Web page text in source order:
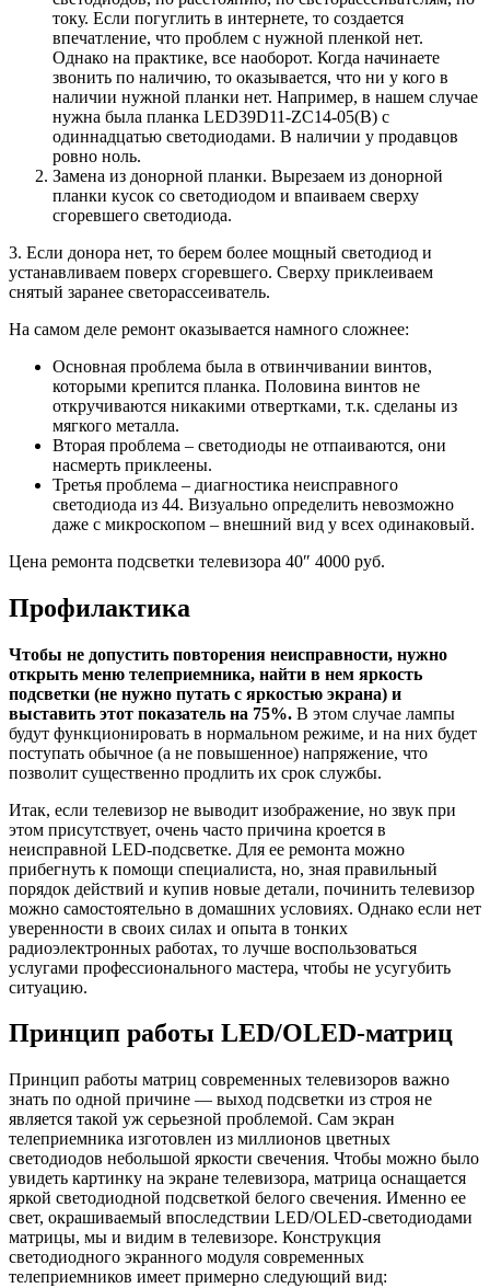
току. Если погуглить в интернете, то создается
впечатление, что проблем с нужной пленкой нет.
Однако на практике, все наоборот. Когда начинаете
звонить по наличию, то оказывается, что ни у кого в
наличии нужной планки нет. Например, в нашем случае
нужна была планка LED39D11-ZC14-05(B) c
одиннадцатью светодиодами. В наличии у продавцов
ровно ноль.
Замена из донорной планки. Вырезаем из донорной
планки кусок со светодиодом и впаиваем сверху
сгоревшего светодиода.
3. Если донора нет, то берем более мощный светодиод и
устанавливаем поверх сгоревшего. Сверху приклеиваем
снятый заранее светорассеиватель.
На самом деле ремонт оказывается намного сложнее:
Основная проблема была в отвинчивании винтов,
которыми крепится планка. Половина винтов не
откручиваются никакими отвертками, т.к. сделаны из
мягкого металла.
Вторая проблема – светодиоды не отпаиваются, они
насмерть приклеены.
Третья проблема – диагностика неисправного
светодиода из 44. Визуально определить невозможно
даже с микроскопом – внешний вид у всех одинаковый.
Цена ремонта подсветки телевизора 40″ 4000 руб.
Профилактика
Чтобы не допустить повторения неисправности, нужно
открыть меню телеприемника, найти в нем яркость
подсветки (не нужно путать с яркостью экрана) и
выставить этот показатель на 75%. В этом случае лампы
будут функционировать в нормальном режиме, и на них будет
поступать обычное (а не повышенное) напряжение, что
позволит существенно продлить их срок службы.
Итак, если телевизор не выводит изображение, но звук при
этом присутствует, очень часто причина кроется в
неисправной LED-подсветке. Для ее ремонта можно
прибегнуть к помощи специалиста, но, зная правильный
порядок действий и купив новые детали, починить телевизор
можно самостоятельно в домашних условиях. Однако если нет
уверенности в своих силах и опыта в тонких
радиоэлектронных работах, то лучше воспользоваться
услугами профессионального мастера, чтобы не усугубить
ситуацию.
Принцип работы LED/OLED-матриц
Принцип работы матриц современных телевизоров важно
знать по одной причине — выход подсветки из строя не
является такой уж серьезной проблемой. Сам экран
телеприемника изготовлен из миллионов цветных
светодиодов небольшой яркости свечения. Чтобы можно было
увидеть картинку на экране телевизора, матрица оснащается
яркой светодиодной подсветкой белого свечения. Именно ее
свет, окрашиваемый впоследствии LED/OLED-светодиодами
матрицы, мы и видим в телевизоре. Конструкция
светодиодного экранного модуля современных
телеприемников имеет примерно следующий вид: